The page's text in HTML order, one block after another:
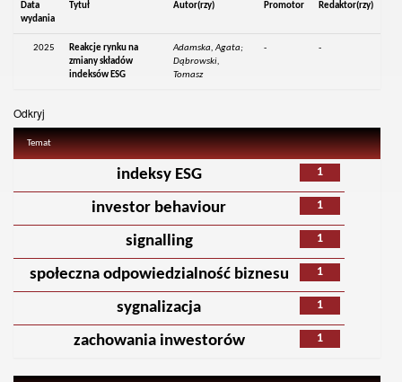
Data
wydania
Tytuł Autor(rzy) Promotor Redaktor(rzy)
2025
Reakcje rynku na
zmiany składów
indeksów ESG
Adamska, Agata;
Dąbrowski,
Tomasz
- -
Odkryj
Temat
1
indeksy ESG
1
investor behaviour
1
signalling
1
społeczna odpowiedzialność biznesu
1
sygnalizacja
1
zachowania inwestorów